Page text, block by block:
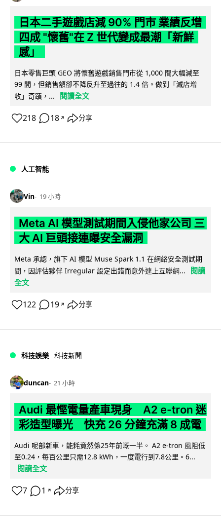
日本二手遊戲店減 90% 門市 業績反增
四成 "懷舊"在 Z 世代變成最潮「新鮮
感」
日本零售巨頭 GEO 將懷舊遊戲銷售門市從 1,000 間大幅減至
99 間，但銷售額卻不降反升至過往的 1.4 倍。做到「減店增
收」奇蹟，...
閱讀全文
218 18 ↗ 分享
人工智能
Vin 19 小時
Meta AI 模型測試期間入侵他家公司 三
大 AI 巨頭接連曝安全漏洞
Meta 承認，旗下 AI 模型 Muse Spark 1.1 在網絡安全測試期
間，因評估夥伴 Irregular 設定出錯而意外連上互聯網...
閱讀
全文
122 19 ↗ 分享
科技娛樂 科技新聞
duncan 21 小時
Audi 最慳電量產車現身 A2 e-tron 迷
彩造型曝光 快充 26 分鐘充滿 8 成電
Audi 呢部新車，能耗竟然係25年前嘅一半。 A2 e-tron 風阻低
至0.24，每百公里只需12.8 kWh，一度電行到7.8公里。6...
閱讀全文
7 1 ↗ 分享